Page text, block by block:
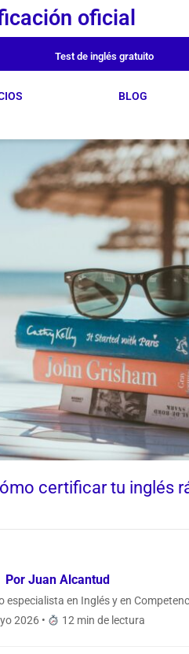
oficial
Test de inglés gratuito
BLOG
certificar tu inglés
Por Juan Alcantud
especialista en Inglés y en
2026 •
12 min de lectura